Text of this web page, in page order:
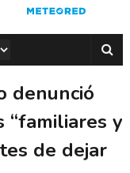
denunció
“familiares y
de dejar